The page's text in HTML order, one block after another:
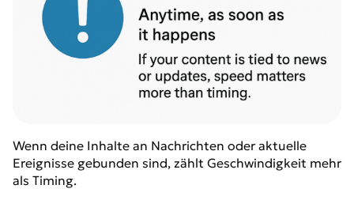
Wenn deine Inhalte an Nachrichten oder aktuelle
Ereignisse gebunden sind, zählt Geschwindigkeit mehr
als Timing.